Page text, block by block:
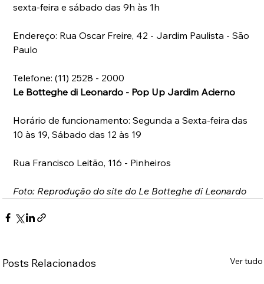
sexta-feira e sábado das 9h às 1h
Endereço: Rua Oscar Freire, 42 - Jardim Paulista - São
Paulo
Telefone: (11) 2528 - 2000
Le Botteghe di Leonardo - Pop Up Jardim Acierno
Horário de funcionamento: Segunda a Sexta-feira das
10 às 19, Sábado das 12 às 19
Rua Francisco Leitão, 116 - Pinheiros
Foto: Reprodução do site do Le Botteghe di Leonardo
Posts Relacionados Ver tudo